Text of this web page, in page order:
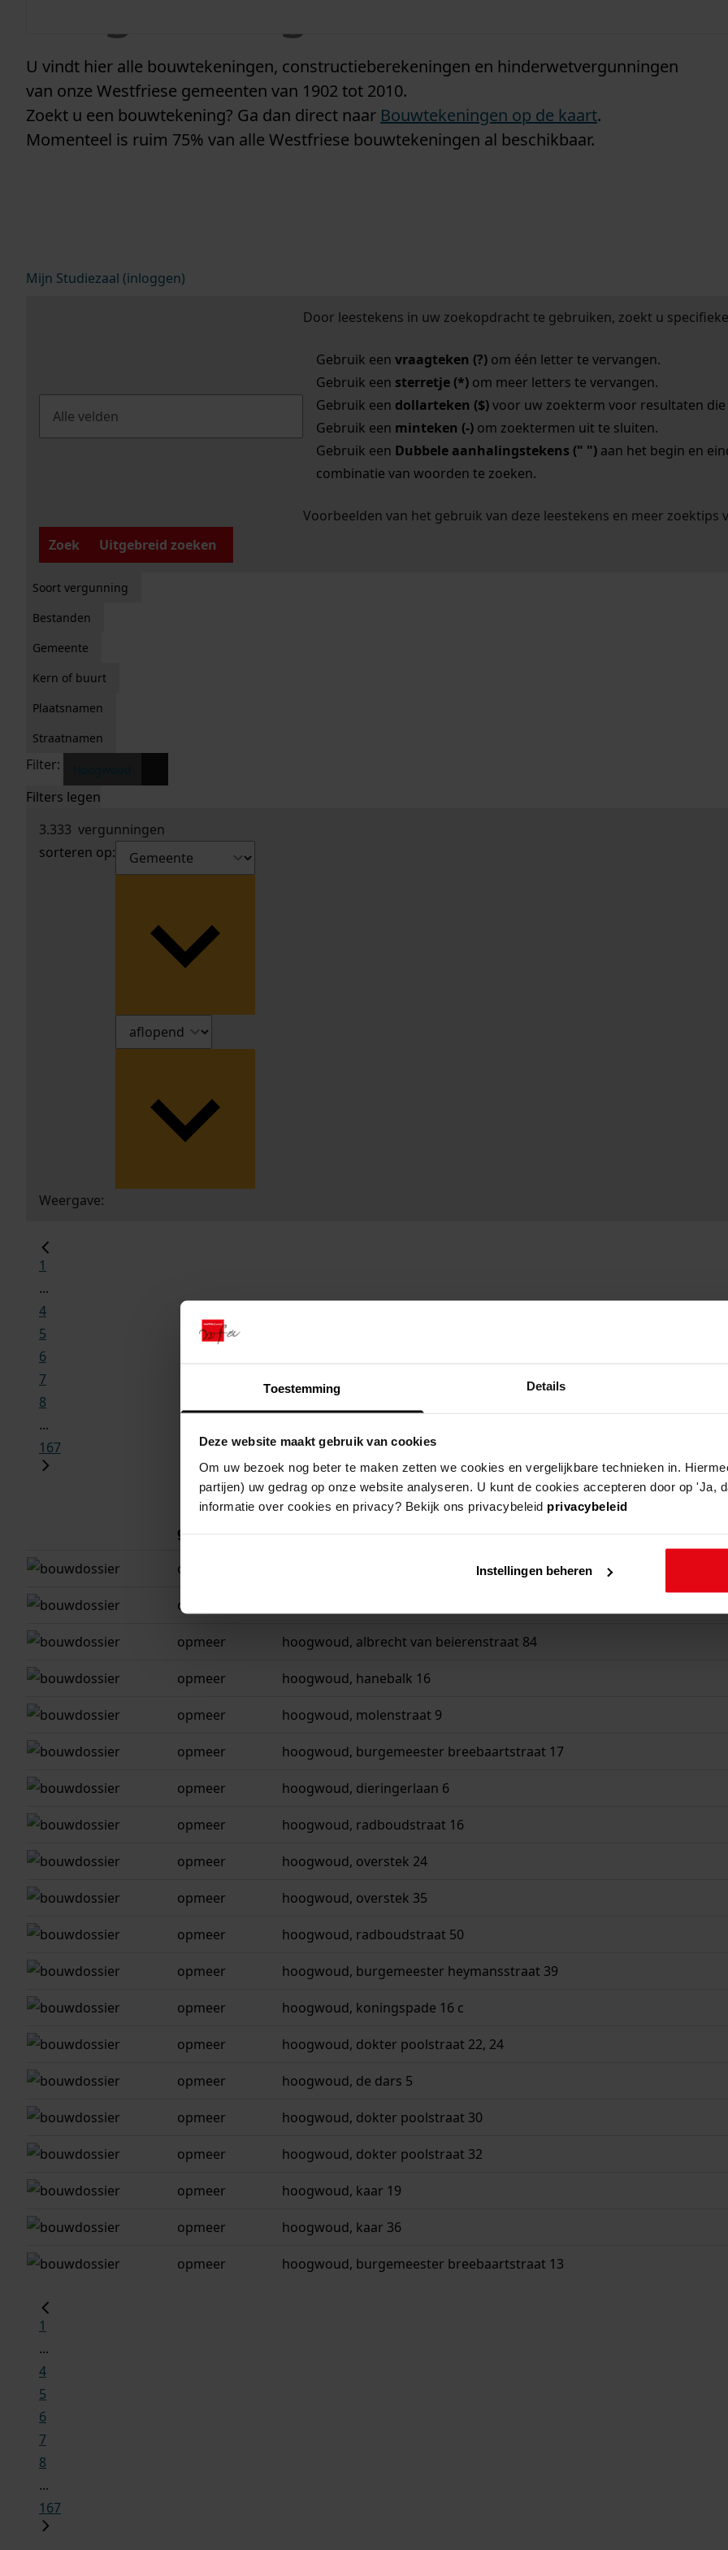
Toestemming Details
Deze website maakt gebruik van cookies
Om uw bezoek nog beter te maken zetten we cookies en vergelijkbare technieken in.
partijen) uw gedrag op onze website analyseren. U kunt de cookies accepteren door op 'Ja,
informatie over cookies en privacy? Bekijk ons privacybeleid privacybeleid
Instellingen beheren
U vindt hier alle bouwtekeningen, constructieberekeningen en hinderwetvergunningen
van onze Westfriese gemeenten van 1902 tot 2010.
Zoekt u een bouwtekening? Ga dan direct naar Bouwtekeningen op de kaart.
Momenteel is ruim 75% van alle Westfriese bouwtekeningen al beschikbaar.
Mijn Studiezaal (inloggen)
Door leestekens in uw zoekopdracht te gebruiken, zoekt u
Gebruik een vraagteken (?)om één letter te vervangen.
Gebruik een sterretje (*)om meer letters te vervangen.
Gebruik een dollarteken ($)voor uw zoekterm voor resultaten die
Gebruik een minteken (-)om zoektermen uit te sluiten.
Gebruik een Dubbele aanhalingstekens (" ")aan het begin en
combinatie van woorden te zoeken.
Voorbeelden van het gebruik van deze leestekens en meer zoektips
Zoek
Uitgebreid zoeken
Soort vergunning
Bestanden
Gemeente
Kern of buurt
Plaatsnamen
Straatnamen
Filter:
Filters legen
3.333 vergunningen
sorteren op:
Weergave:
1
...
4
5
6
7
8
...
167
gemeente
opmeer
opmeer
opmeer hoogwoud, albrecht van beierenstraat 84
opmeer hoogwoud, hanebalk 16
opmeer hoogwoud, molenstraat 9
opmeer hoogwoud, burgemeester breebaartstraat 17
opmeer hoogwoud, dieringerlaan 6
opmeer hoogwoud, radboudstraat 16
opmeer hoogwoud, overstek 24
opmeer hoogwoud, overstek 35
opmeer hoogwoud, radboudstraat 50
opmeer hoogwoud, burgemeester heymansstraat 39
opmeer hoogwoud, koningspade 16 c
opmeer hoogwoud, dokter poolstraat 22, 24
opmeer hoogwoud, de dars 5
opmeer hoogwoud, dokter poolstraat 30
opmeer hoogwoud, dokter poolstraat 32
opmeer hoogwoud, kaar 19
opmeer hoogwoud, kaar 36
opmeer hoogwoud, burgemeester breebaartstraat 13
1
...
4
5
6
7
8
...
167